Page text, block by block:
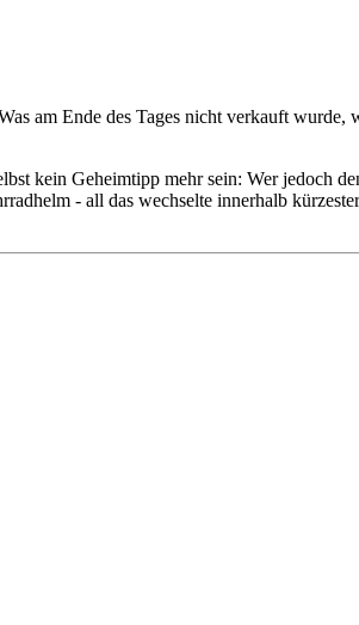
am Ende des Tages nicht verkauft wurde,
kein Geheimtipp mehr sein: Wer jedoch
- all das wechselte innerhalb